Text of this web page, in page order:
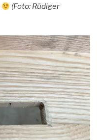
(Foto: Rüdiger